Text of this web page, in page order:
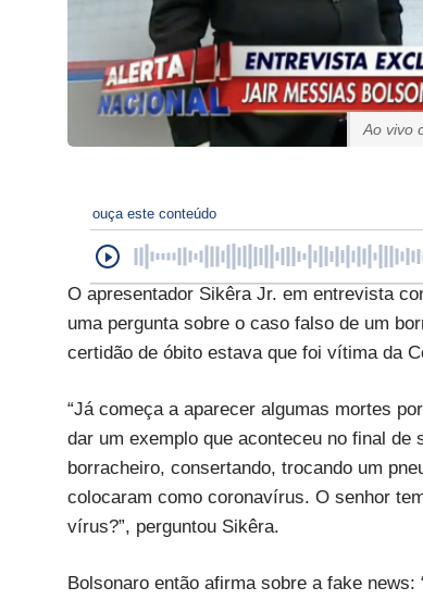
Ao vivo
ouça este conteúdo
O apresentador Sikêra Jr. em entrevista
uma pergunta sobre o caso falso de um
certidão de óbito estava que foi vítima da
“Já começa a aparecer algumas mortes
dar um exemplo que aconteceu no final
borracheiro, consertando, trocando um
colocaram como coronavírus. O senhor
vírus?”, perguntou Sikêra.
Bolsonaro então afirma sobre a fake